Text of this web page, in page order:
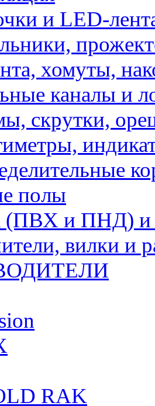
и LED-
хомуты,
каналы и
скрутки,
полы
(ПВХ и ПНД) и
вилки и
RAK